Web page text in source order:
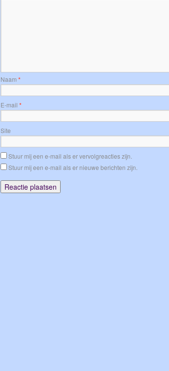
Naam *
E-mail *
Site
Stuur mij een e-mail als er vervolgreacties zijn.
Stuur mij een e-mail als er nieuwe berichten zijn.